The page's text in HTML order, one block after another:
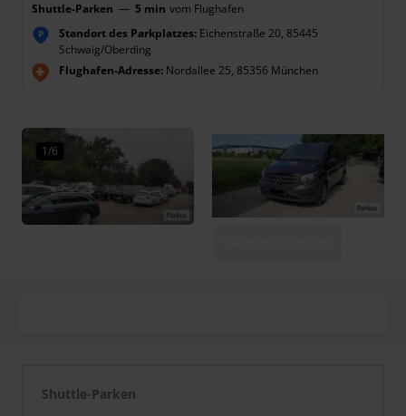
Shuttle-Parken — 5 min vom Flughafen
P Standort des Parkplatzes: Eichenstraße 20, 85445
Schwaig/Oberding
Flughafen-Adresse: Nordallee 25, 85356 München
1/6
Shuttle-Parken